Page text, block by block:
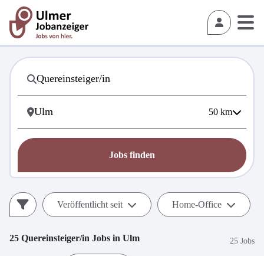
50 km
Jobs finden
Veröffentlicht seit Home-Office
25 Quereinsteiger/in Jobs in Ulm 25 Jobs